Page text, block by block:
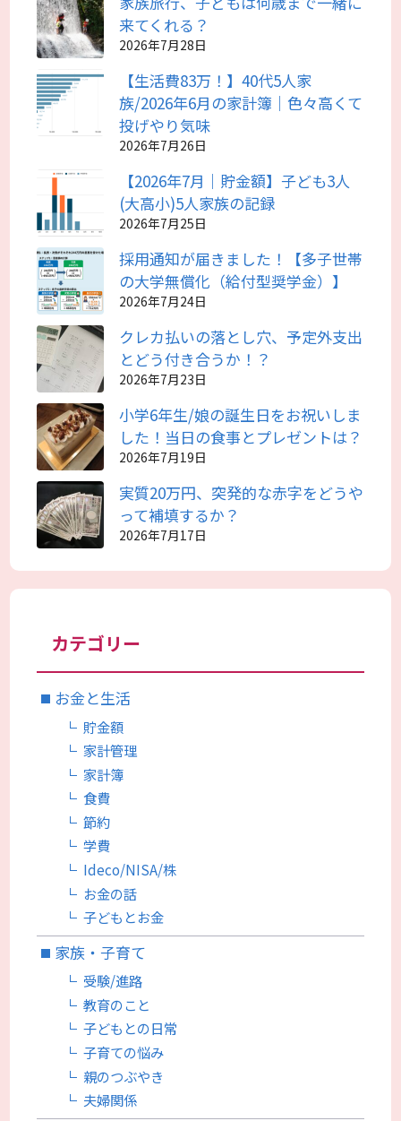
来てくれる？
2026年7月28日
【生活費83万！】40代5人家
族/2026年6月の家計簿｜色々高くて
投げやり気味
2026年7月26日
【2026年7月｜貯金額】子ども3人
(大高小)5人家族の記録
2026年7月25日
採用通知が届きました！【多子世帯
の大学無償化（給付型奨学金）】
2026年7月24日
クレカ払いの落とし穴、予定外支出
とどう付き合うか！？
2026年7月23日
小学6年生/娘の誕生日をお祝いしま
した！当日の食事とプレゼントは？
2026年7月19日
実質20万円、突発的な赤字をどうや
って補填するか？
2026年7月17日
カテゴリー
お金と生活
貯金額
家計管理
家計簿
食費
節約
学費
Ideco/NISA/株
お金の話
子どもとお金
家族・子育て
受験/進路
教育のこと
子どもとの日常
子育ての悩み
親のつぶやき
夫婦関係